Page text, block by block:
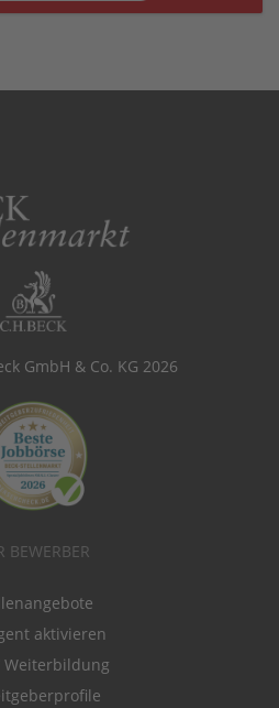
GmbH & Co. KG 2026
BEWERBER
aktivieren
Weiterbildung